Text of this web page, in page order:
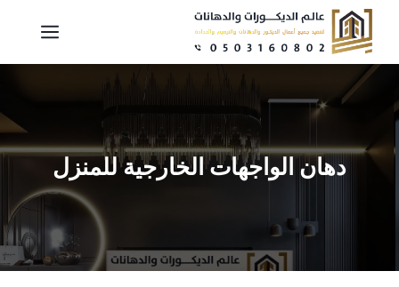
انتقل
المحتوى
دهان الواجهات الخارجية للمنزل